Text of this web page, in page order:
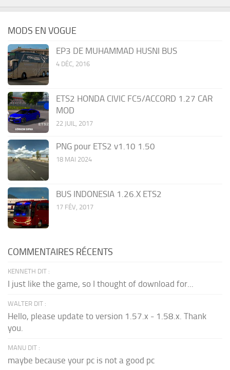
MODS EN VOGUE
EP3 DE MUHAMMAD HUSNI BUS
4 DÉC, 2016
ETS2 HONDA CIVIC FC5/ACCORD 1.27 CAR
MOD
22 JUIL, 2017
PNG pour ETS2 v1.10 1.50
18 MAI 2024
BUS INDONESIA 1.26.X ETS2
17 FÉV, 2017
COMMENTAIRES RÉCENTS
KENNETH DIT :
I just like the game, so I thought of download for...
WALTER DIT :
Hello, please update to version 1.57.x - 1.58.x. Thank
you.
MANU DIT :
maybe because your pc is not a good pc